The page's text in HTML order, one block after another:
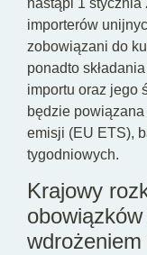
nastąpi 1 stycznia
importerów
zobowiązani do
ponadto
importu oraz jego
będzie
emisji (EU ETS),
tygodniowych.
Krajowy